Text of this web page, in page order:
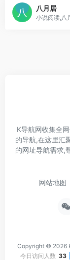
八月居
K导航网收集全
的导航,在这里汇
的网址导航需求,
网站地图
Copyright © 2026
今日访问人数 33